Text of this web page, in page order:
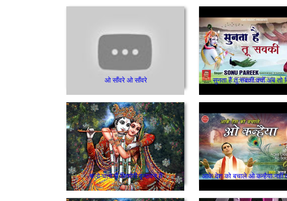
ओ साँवरे ओ साँवरे सुनता है तू सबकी क्यों अब तो
चलो चलो री किशोरी वृन्दावन में